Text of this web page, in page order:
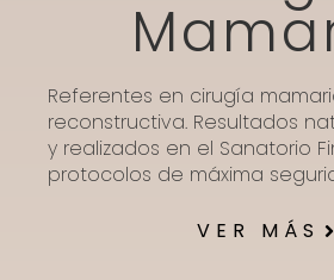
Referentes en cirugía
reconstructiva. Resultados
y realizados en el Sanatorio
protocolos de máxima
VER MÁS